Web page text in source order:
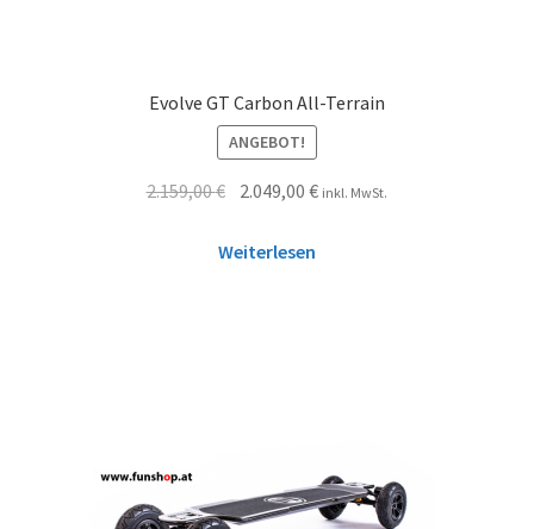
Evolve GT Carbon All-Terrain
ANGEBOT!
2.159,00€ 2.049,00€ inkl. MwSt.
Weiterlesen